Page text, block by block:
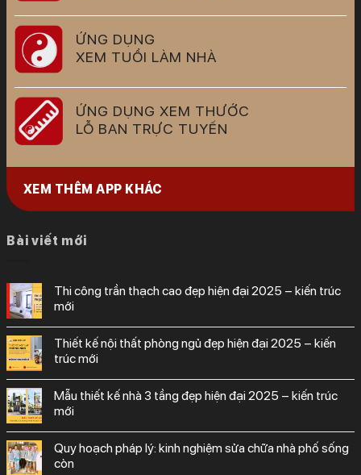
ỨNG DỤNG
XEM TUỔI LÀM NHÀ
ỨNG DỤNG XEM THƯỚC
LỖ BAN TRỰC TUYẾN
XEM THÊM APP KHÁC
Bài viết mới
thi công trần thạch cao đẹp hiện đại 2025 – kiến trúc
mới
thiết kế nội thất phòng ngủ đẹp hiện đại 2025 – kiến
trúc mới
mẫu thiết kế nhà 3 tầng đẹp hiện đại 2025 – kiến trúc
mới
quy hoạch pháp lý: kinh nghiệm sửa chữa nhà phố sống
còn